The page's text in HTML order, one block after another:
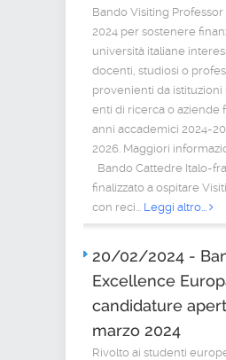
Bando Visiting Professor
2024 per sostenere
università italiane
docenti, studiosi o
provenienti da istituzioni
enti di ricerca o aziende
anni accademici 2024-
2026. Maggiori
Bando Cattedre Italo-
finalizzato a ospitare
con reci... Leggi altro...
20/02/2024 -
Excellence
candidature
marzo 2024
Rivolto ai studenti